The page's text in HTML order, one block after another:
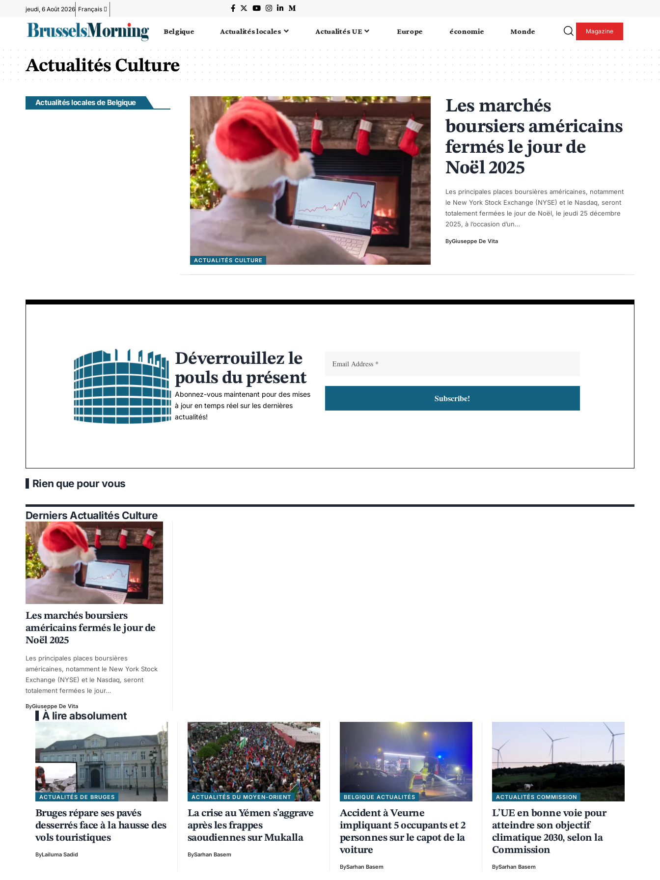
jeudi, 6 Août 2026 Français
Belgique Actualités locales Actualités UE Europe économie Monde Magazine
Actualités Culture
ACTUALITÉS CULTURE
Les marchés
boursiers américains
fermés le jour de
Noël 2025
Les principales places boursières américaines, notamment
le New York Stock Exchange (NYSE) et le Nasdaq, seront
totalement fermées le jour de Noël, le jeudi 25 décembre
2025, à l’occasion d’un…
ByGiuseppe De Vita
Actualités locales de Belgique
Déverrouillez le
pouls du présent
Abonnez-vous maintenant pour des mises
à jour en temps réel sur les dernières
actualités!
Rien que pour vous
Derniers Actualités Culture
Les marchés boursiers
américains fermés le jour de
Noël 2025
Les principales places boursières
américaines, notamment le New York Stock
Exchange (NYSE) et le Nasdaq, seront
totalement fermées le jour…
ByGiuseppe De Vita
À lire absolument
ACTUALITÉS DE BRUGES
Bruges répare ses pavés
desserrés face à la hausse des
vols touristiques
ByLailuma Sadid
ACTUALITÉS DU MOYEN-ORIENT
La crise au Yémen s’aggrave
après les frappes
saoudiennes sur Mukalla
BySarhan Basem
BELGIQUE ACTUALITÉS
Accident à Veurne
impliquant 5 occupants et 2
personnes sur le capot de la
voiture
BySarhan Basem
ACTUALITÉS COMMISSION
L’UE en bonne voie pour
atteindre son objectif
climatique 2030, selon la
Commission
BySarhan Basem